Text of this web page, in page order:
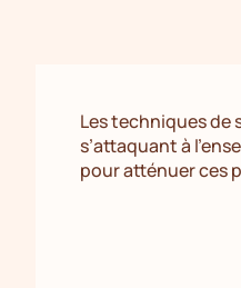
Les techniques de
s’attaquant à
pour atténuer ces